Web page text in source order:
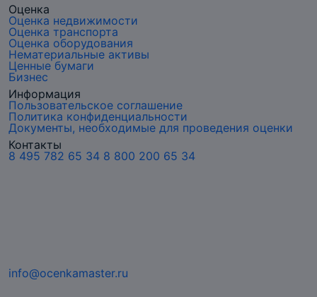
Оценка
Оценка недвижимости
Оценка транспорта
Оценка оборудования
Нематериальные активы
Ценные бумаги
Бизнес
Информация
Пользовательское соглашение
Политика конфиденциальности
Документы, необходимые для проведения оценки
Контакты
8 495 782 65 34 8 800 200 65 34
info@ocenkamaster.ru